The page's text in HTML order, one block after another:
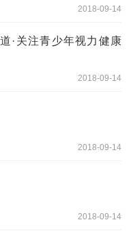
2018-09-14
·关注青少年视力健康
2018-09-14
2018-09-14
2018-09-14